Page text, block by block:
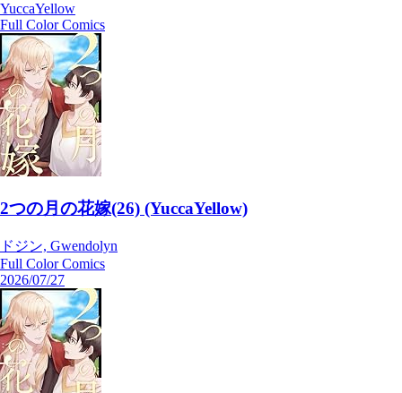
YuccaYellow
Full Color Comics
2つの月の花嫁(26) (YuccaYellow)
ドジン, Gwendolyn
Full Color Comics
2026/07/27